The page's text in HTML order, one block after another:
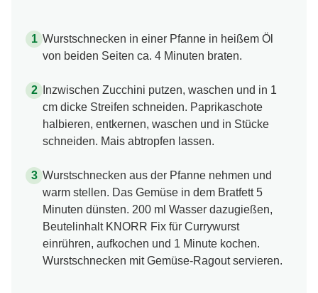
Wurstschnecken in einer Pfanne in heißem Öl
von beiden Seiten ca. 4 Minuten braten.
Inzwischen Zucchini putzen, waschen und in 1
cm dicke Streifen schneiden. Paprikaschote
halbieren, entkernen, waschen und in Stücke
schneiden. Mais abtropfen lassen.
Wurstschnecken aus der Pfanne nehmen und
warm stellen. Das Gemüse in dem Bratfett 5
Minuten dünsten. 200 ml Wasser dazugießen,
Beutelinhalt KNORR Fix für Currywurst
einrühren, aufkochen und 1 Minute kochen.
Wurstschnecken mit Gemüse-Ragout servieren.